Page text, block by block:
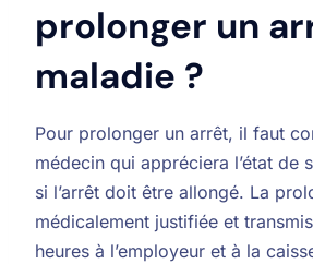
prolonger un
maladie ?
Pour prolonger un arrêt, il faut
médecin qui appréciera l’état de
si l’arrêt doit être allongé. La
médicalement justifiée et
heures à l’employeur et à la